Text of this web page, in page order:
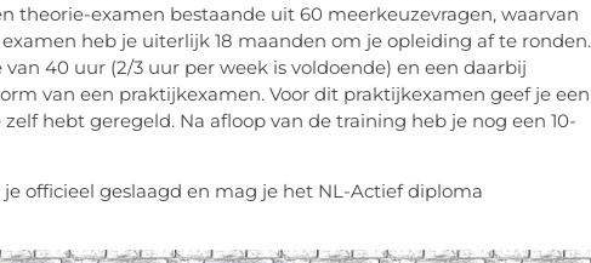
theorie-examen bestaande uit 60 meerkeuzevragen, waarvan
heb je uiterlijk 18 maanden om je opleiding af te ronden.
40 uur (2/3 uur per week is voldoende) en een daarbij
van een praktijkexamen. Voor dit praktijkexamen geef je een
hebt geregeld. Na afloop van de training heb je nog een 10-
officieel geslaagd en mag je het NL-Actief diploma